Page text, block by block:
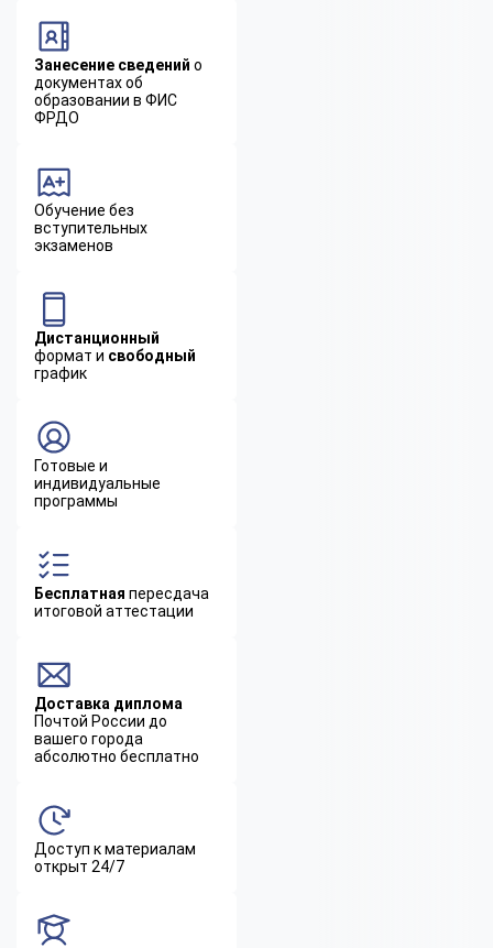
Занесение сведений о
документах об
образовании в ФИС
ФРДО
Обучение без
вступительных
экзаменов
Дистанционный
формат и свободный
график
Готовые и
индивидуальные
программы
Бесплатная пересдача
итоговой аттестации
Доставка диплома
Почтой России до
вашего города
абсолютно бесплатно
Доступ к материалам
открыт 24/7